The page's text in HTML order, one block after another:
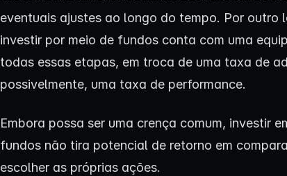
eventuais ajustes ao longo do tempo. Por outro
investir por meio de fundos conta com uma
todas essas etapas, em troca de uma taxa de
possivelmente, uma taxa de performance.
Embora possa ser uma crença comum, investir
fundos não tira potencial de retorno em
escolher as próprias ações.